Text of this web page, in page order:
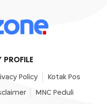
PROFILE
Policy Kotak Pos
MNC Peduli